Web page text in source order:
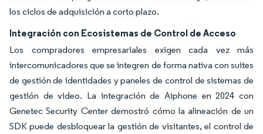
los ciclos de adquisición a corto plazo.
Integración con Ecosistemas de Control de Acceso
Los compradores empresariales exigen cada vez más
intercomunicadores que se integren de forma nativa con suites
de gestión de identidades y paneles de control de sistemas de
gestión de video. La integración de Aiphone en 2024 con
Genetec Security Center demostró cómo la alineación de un
SDK puede desbloquear la gestión de visitantes, el control de